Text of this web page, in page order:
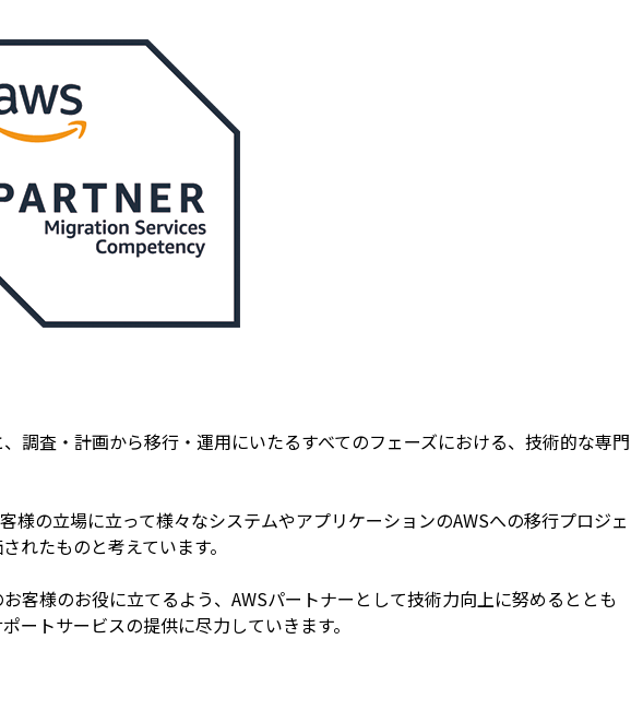
調査・計画から移行・運用にいたるすべてのフェーズにおける、技術的な専門
様の立場に立って様々なシステムやアプリケーションのAWSへの移行プロジェ
れたものと考えています。
客様のお役に立てるよう、AWSパートナーとして技術力向上に努めるととも
ートサービスの提供に尽力していきます。